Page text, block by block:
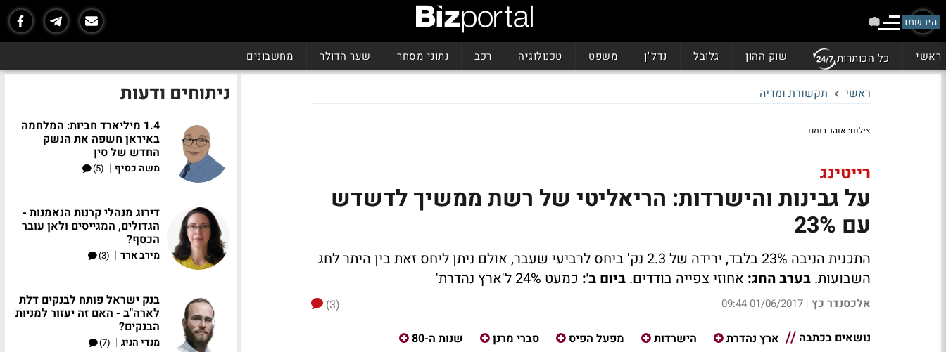
הירשמו
ראשי כל הכותרות שוק ההון גלובל נדל"ן משפט טכנולוגיה רכב נתוני מסחר שער הדולר מחשבונים
ראשי תקשורת ומדיה
צילום: אוהד רומנו
רייטינג
על גבינות והישרדות: הריאליטי של רשת ממשיך לדשדש
עם 23%
התכנית הניבה 23% בלבד, ירידה של 2.3 נק' ביחס לרביעי שעבר, אולם ניתן ליחס זאת בין היתר לחג
השבועות. בערב החג: אחוזי צפייה בודדים. ביום ב': כמעט 24% ל'ארץ נהדרת'
אלכסנדר כץ |
01/06/2017 09:44
(3)
נושאים בכתבה
ארץ נהדרת הישרדות מפעל הפיס סברי מרנן שנות ה-80
ניתוחים ודעות
1.4 מיליארד חביות: המלחמה
באיראן חשפה את הנשק
החדש של סין
משה כסיף |
(5)
דירוג מנהלי קרנות הנאמנות -
הגדולים, המגייסים ולאן עובר
הכסף?
מירב ארד |
(3)
בנק ישראל פותח לבנקים דלת
לארה"ב - האם זה יעזור למניות
הבנקים?
מנדי הניג |
(7)